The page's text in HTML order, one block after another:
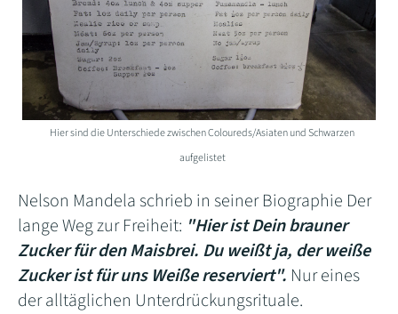
Hier sind die Unterschiede zwischen Coloureds/Asiaten und Schwarzen
aufgelistet
Nelson Mandela schrieb in seiner Biographie Der
lange Weg zur Freiheit: "Hier ist Dein brauner
Zucker für den Maisbrei. Du weißt ja, der weiße
Zucker ist für uns Weiße reserviert". Nur eines
der alltäglichen Unterdrückungsrituale.